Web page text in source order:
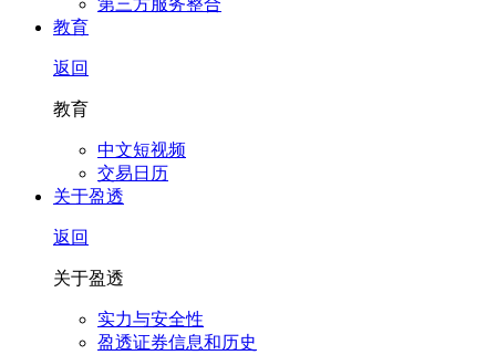
第三方服务整合
教育
返回
教育
中文短视频
交易日历
关于盈透
返回
关于盈透
实力与安全性
盈透证券信息和历史